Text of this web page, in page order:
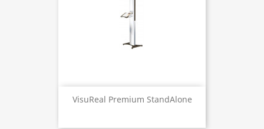
VisuReal Premium StandAlone